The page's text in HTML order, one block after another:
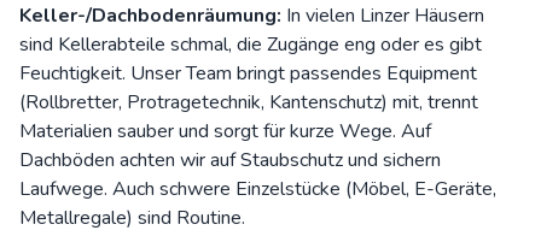
Keller-/Dachbodenräumung: In vielen Linzer Häusern
sind Kellerabteile schmal, die Zugänge eng oder es gibt
Feuchtigkeit. Unser Team bringt passendes Equipment
(Rollbretter, Protragetechnik, Kantenschutz) mit, trennt
Materialien sauber und sorgt für kurze Wege. Auf
Dachböden achten wir auf Staubschutz und sichern
Laufwege. Auch schwere Einzelstücke (Möbel, E-Geräte,
Metallregale) sind Routine.